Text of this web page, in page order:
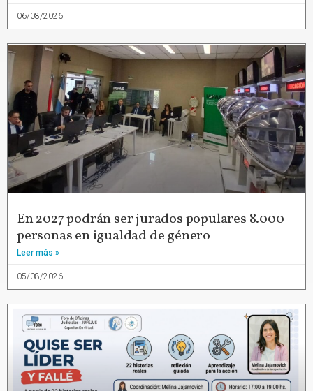
06/08/2026
En 2027 podrán ser jurados populares 8.000
personas en igualdad de género
Leer más »
05/08/2026